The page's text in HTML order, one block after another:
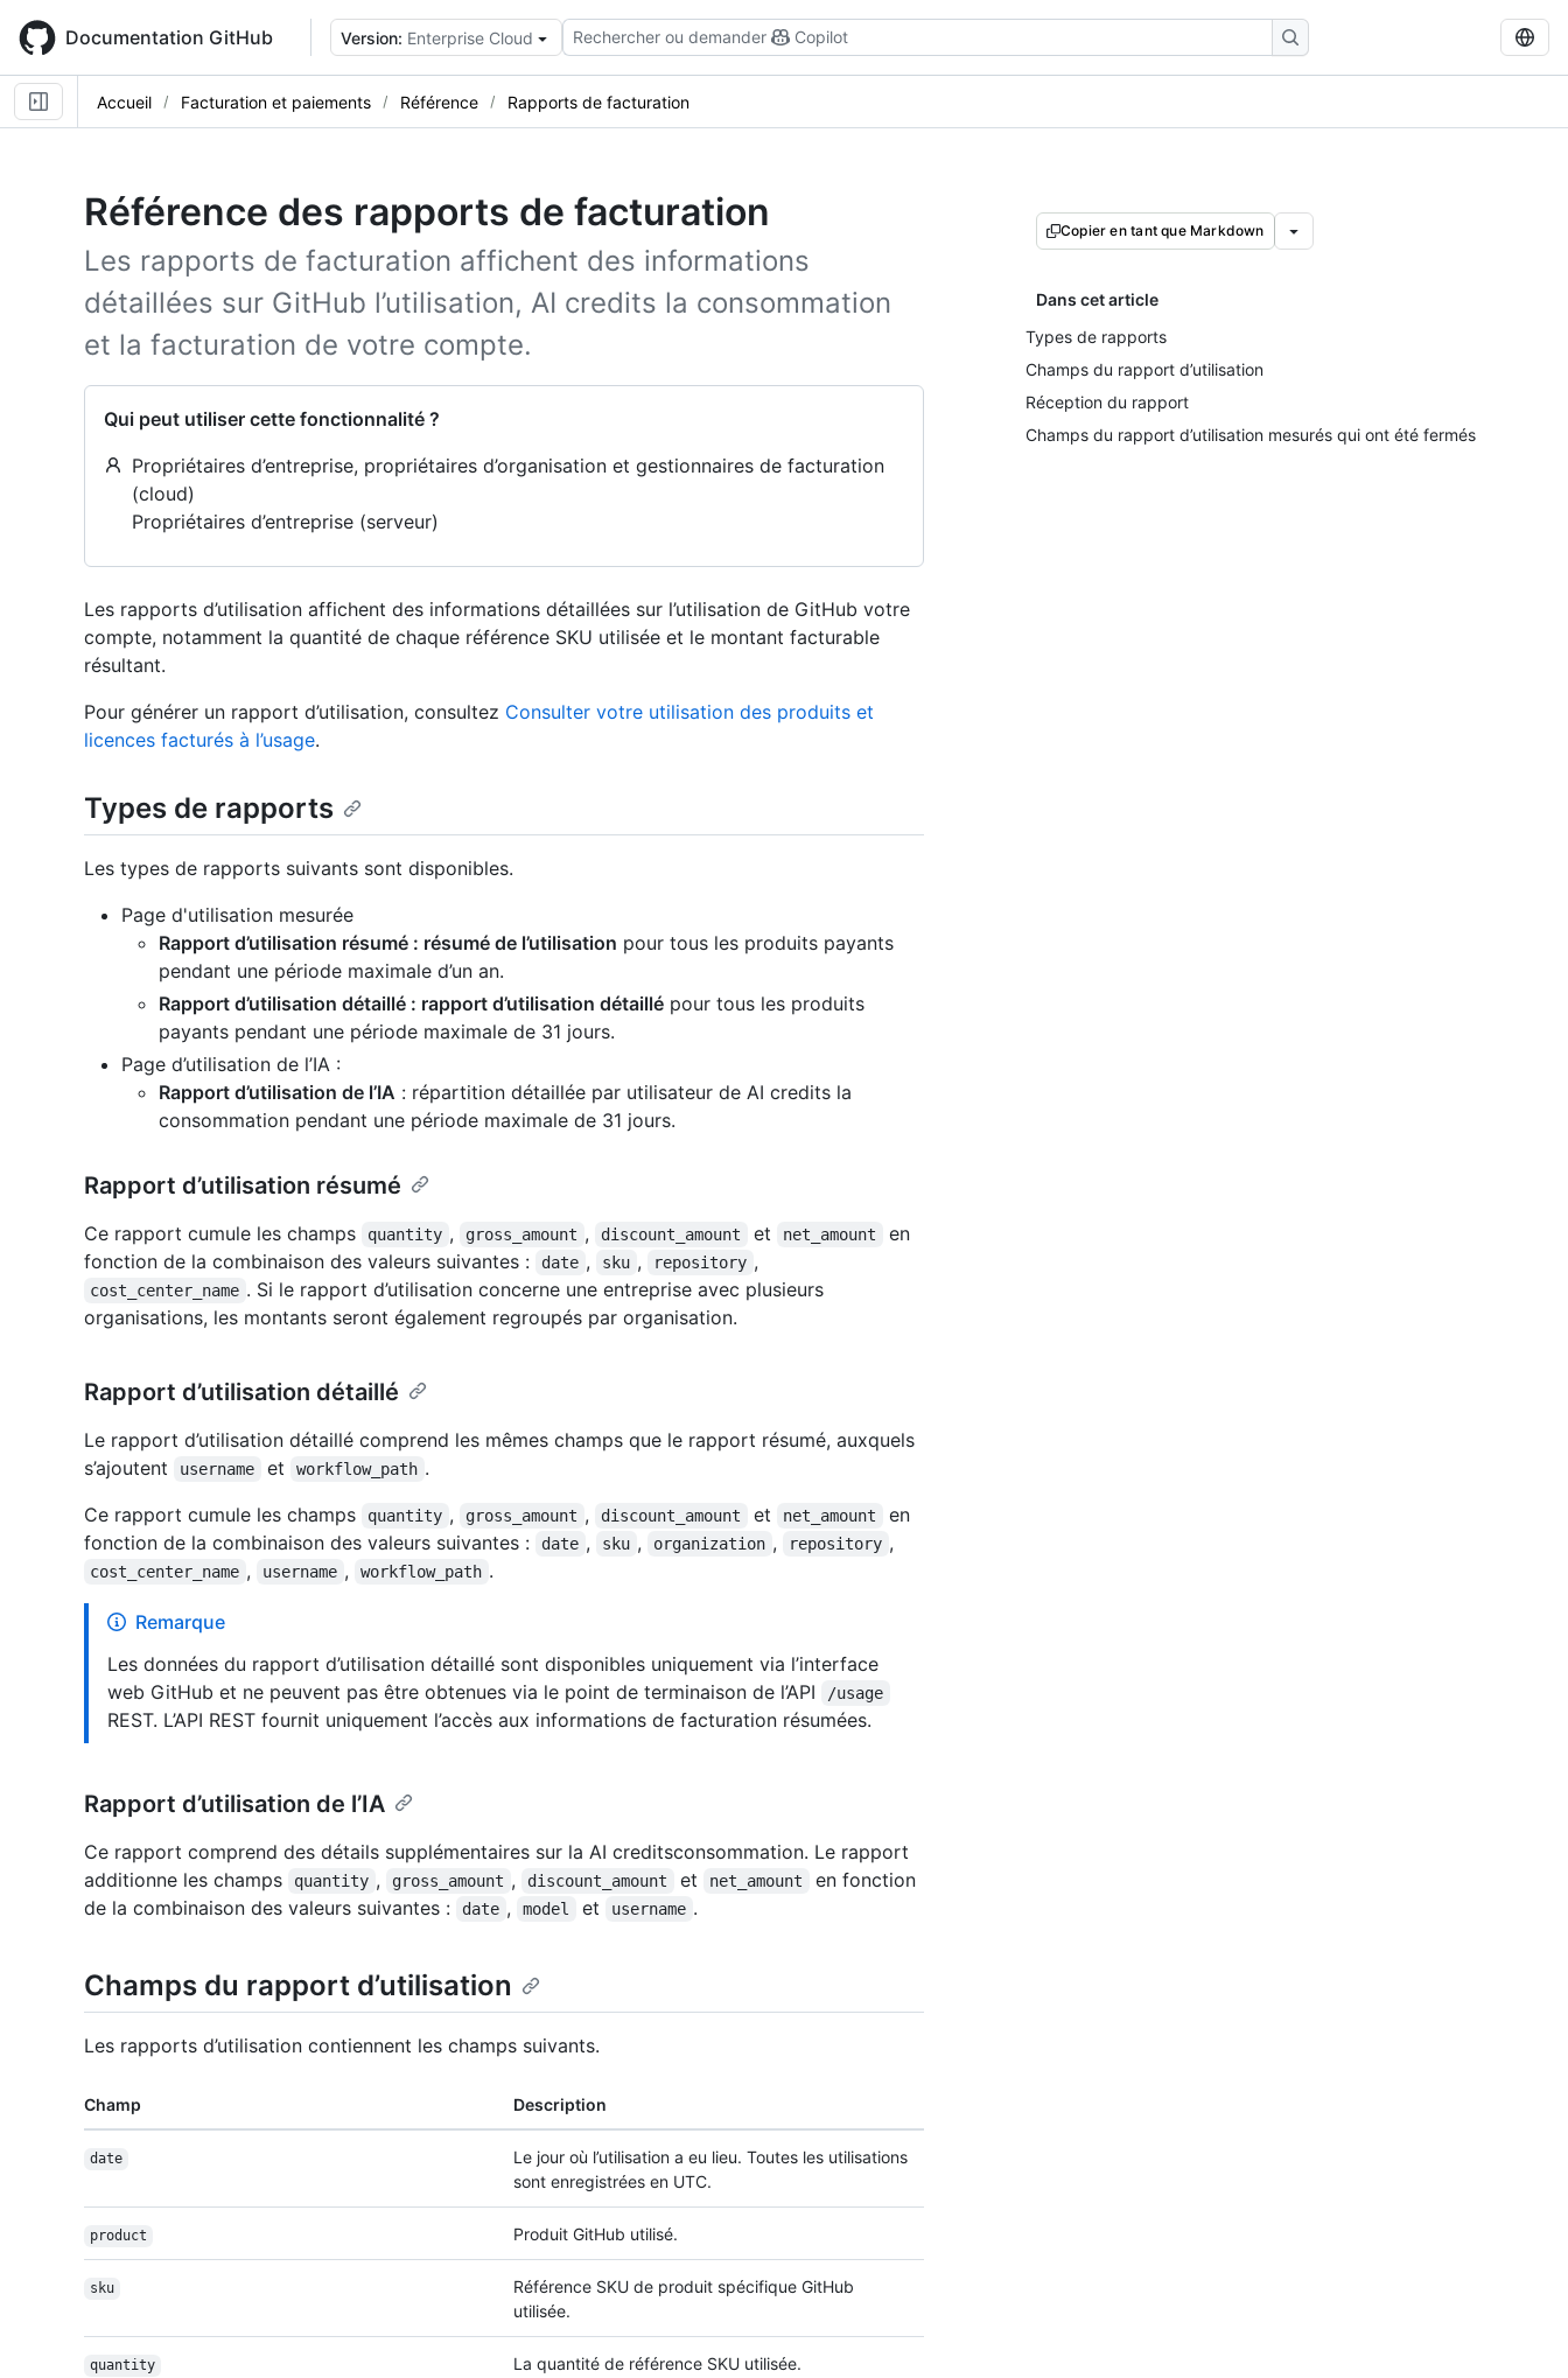
main
content
Documentation GitHub Version: Enterprise Cloud Rechercher ou demander Copilot
Accueil Facturation et paiements Référence Rapports de facturation
Référence des rapports de facturation
Les rapports de facturation affichent des informations
détaillées sur GitHub l’utilisation, AI credits la consommation
et la facturation de votre compte.
Qui peut utiliser cette fonctionnalité ?
Propriétaires d’entreprise, propriétaires d’organisation et gestionnaires de facturation
(cloud)
Propriétaires d’entreprise (serveur)
Copier en tant que Markdown
Dans cet article
Types de rapports
Champs du rapport d’utilisation
Réception du rapport
Champs du rapport d’utilisation mesurés qui ont été fermés
Les rapports d’utilisation affichent des informations détaillées sur l’utilisation de GitHub votre
compte, notamment la quantité de chaque référence SKU utilisée et le montant facturable
résultant.
Pour générer un rapport d’utilisation, consultez Consulter votre utilisation des produits et
licences facturés à l’usage.
Types de rapports
Les types de rapports suivants sont disponibles.
Page d'utilisation mesurée
Rapport d’utilisation résumé : résumé de l’utilisation pour tous les produits payants
pendant une période maximale d’un an.
Rapport d’utilisation détaillé : rapport d’utilisation détaillé pour tous les produits
payants pendant une période maximale de 31 jours.
Page d’utilisation de l’IA :
Rapport d’utilisation de l’IA : répartition détaillée par utilisateur de AI credits la
consommation pendant une période maximale de 31 jours.
Rapport d’utilisation résumé
Ce rapport cumule les champs quantity , gross_amount , discount_amount et net_amount
en
fonction de la combinaison des valeurs suivantes :
date , sku , repository ,
cost_center_name . Si le rapport d’utilisation concerne une entreprise avec plusieurs
organisations, les montants seront également regroupés par organisation.
Rapport d’utilisation détaillé
Le rapport d’utilisation détaillé comprend les mêmes champs que le rapport résumé, auxquels
s’ajoutent
username et workflow_path .
Ce rapport cumule les champs
quantity , gross_amount , discount_amount et net_amount
en
fonction de la combinaison des valeurs suivantes :
date , sku , organization , repository ,
cost_center_name , username , workflow_path .
Remarque
Les données du rapport d’utilisation détaillé sont disponibles uniquement via l’interface
web GitHub et ne peuvent pas être obtenues via le point de terminaison de l’API
/usage
REST. L’API REST fournit uniquement l’accès aux informations de facturation résumées.
Rapport d’utilisation de l’IA
Ce rapport comprend des détails supplémentaires sur la AI creditsconsommation. Le rapport
additionne les champs
quantity , gross_amount , discount_amount et net_amount
en fonction
de la combinaison des valeurs suivantes :
date , model et username .
Champs du rapport d’utilisation
Les rapports d’utilisation contiennent les champs suivants.
Champ Description
date
Le jour où l’utilisation a eu lieu. Toutes les utilisations
sont enregistrées en UTC.
product Produit GitHub utilisé.
sku
Référence SKU de produit spécifique GitHub
utilisée.
quantity La quantité de référence SKU utilisée.